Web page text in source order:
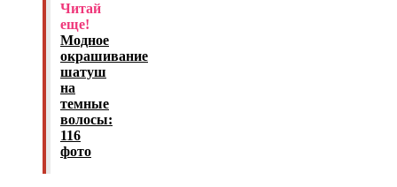
Читай
еще!
Модное
окрашивание
шатуш
на
темные
волосы:
116
фото